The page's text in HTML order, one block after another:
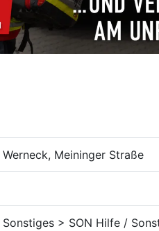
Werneck, Meininger Straße
Sonstiges > SON Hilfe /